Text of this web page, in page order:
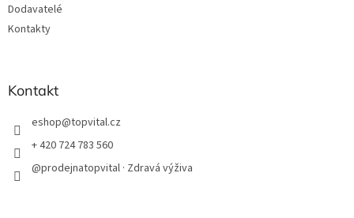
Dodavatelé
Kontakty
Kontakt
eshop@topvital.cz
+ 420 724 783 560
@prodejnatopvital · Zdravá výživa